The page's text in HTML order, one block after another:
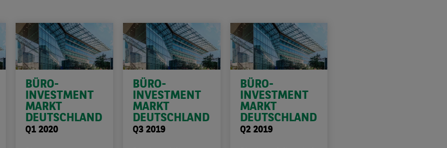
BÜRO-
INVESTMENT
MARKT
DEUTSCHLAND
Q1 2020
BÜRO-
INVESTMENT
MARKT
DEUTSCHLAND
Q3 2019
BÜRO-
INVESTMENT
MARKT
DEUTSCHLAND
Q2 2019